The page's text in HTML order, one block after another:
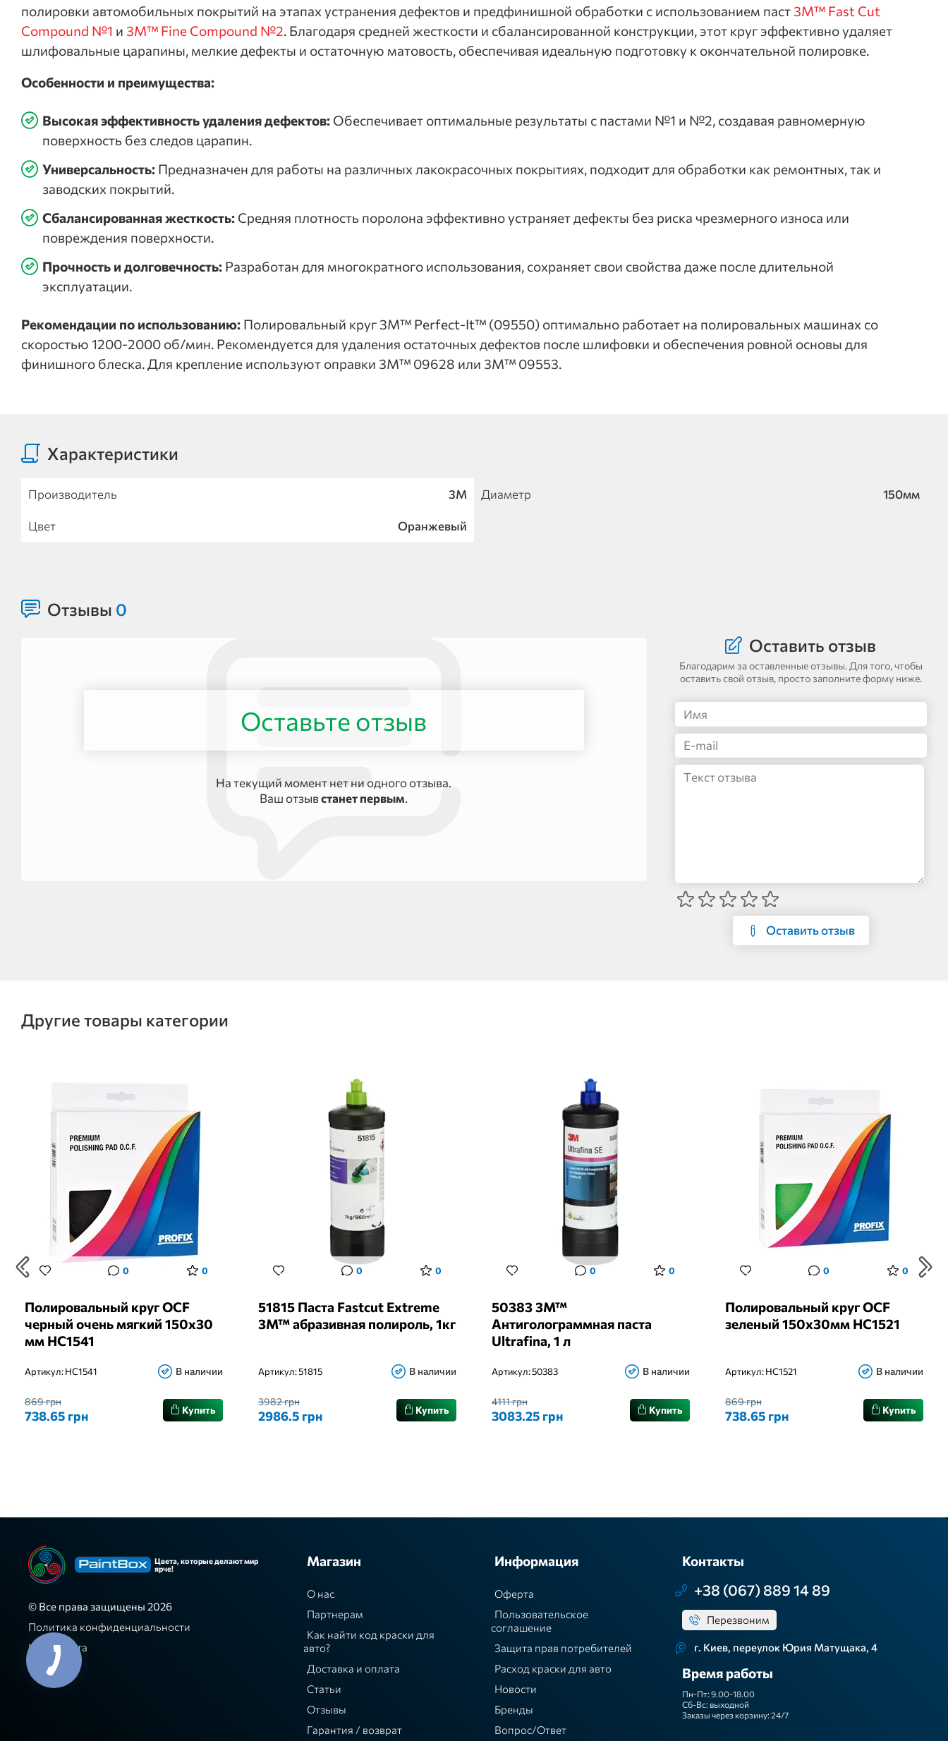
полировки автомобильных покрытий на этапах устранения дефектов и предфинишной обработки с использованием паст 3M™ Fast Cut
Compound №1 и 3M™ Fine Compound №2. Благодаря средней жесткости и сбалансированной конструкции, этот круг эффективно удаляет
шлифовальные царапины, мелкие дефекты и остаточную матовость, обеспечивая идеальную подготовку к окончательной полировке.
Особенности и преимущества:
Высокая эффективность удаления дефектов: Обеспечивает оптимальные результаты с пастами №1 и №2, создавая равномерную
поверхность без следов царапин.
Универсальность: Предназначен для работы на различных лакокрасочных покрытиях, подходит для обработки как ремонтных, так и
заводских покрытий.
Сбалансированная жесткость: Средняя плотность поролона эффективно устраняет дефекты без риска чрезмерного износа или
повреждения поверхности.
Прочность и долговечность: Разработан для многократного использования, сохраняет свои свойства даже после длительной
эксплуатации.
Рекомендации по использованию: Полировальный круг 3M™ Perfect-It™ (09550) оптимально работает на полировальных машинах со
скоростью 1200-2000 об/мин. Рекомендуется для удаления остаточных дефектов после шлифовки и обеспечения ровной основы для
финишного блеска. Для крепление используют оправки 3M™ 09628 или 3M™ 09553.
Характеристики
Производитель 3М Диаметр 150мм
Цвет Оранжевый
Отзывы 0
Оставьте отзыв
На текущий момент нет ни одного отзыва.
Ваш отзывстанет первым.
Оставить отзыв
Благодарим за оставленные отзывы. Для того, чтобы
оставить свой отзыв, просто заполните форму ниже.
Оставить отзыв
Другие товары категории
0 0
Полировальный круг OCF
черный очень мягкий 150х30
мм HC1541
Артикул:HC1541 В наличии
869 грн
738.65 грн Купить
0 0
51815 Паста Fastcut Extreme
3M™ абразивная полироль, 1кг
Артикул:51815 В наличии
3982 грн
2986.5 грн Купить
0 0
50383 3M™
Антиголограммная паста
Ultrafina, 1 л
Артикул:50383 В наличии
4111 грн
3083.25 грн Купить
0 0
Полировальный круг OCF
зеленый 150х30мм HC1521
Артикул:HC1521 В наличии
869 грн
738.65 грн Купить
Цвета, которые делают мир
ярче!
© Все права защищены 2026
Политика конфиденциальности
Карта сайта
Магазин
О нас
Партнерам
Как найти код краски для
авто?
Доставка и оплата
Статьи
Отзывы
Гарантия / возврат
Информация
Оферта
Пользовательское
соглашение
Защита прав потребителей
Расход краски для авто
Новости
Бренды
Вопрос/Ответ
Контакты
+38 (067) 889 14 89
Перезвоним
г. Киев, переулок Юрия Матущака, 4
Время работы
Пн-Пт: 9.00-18.00
Сб-Вс: выходной
Заказы через корзину: 24/7